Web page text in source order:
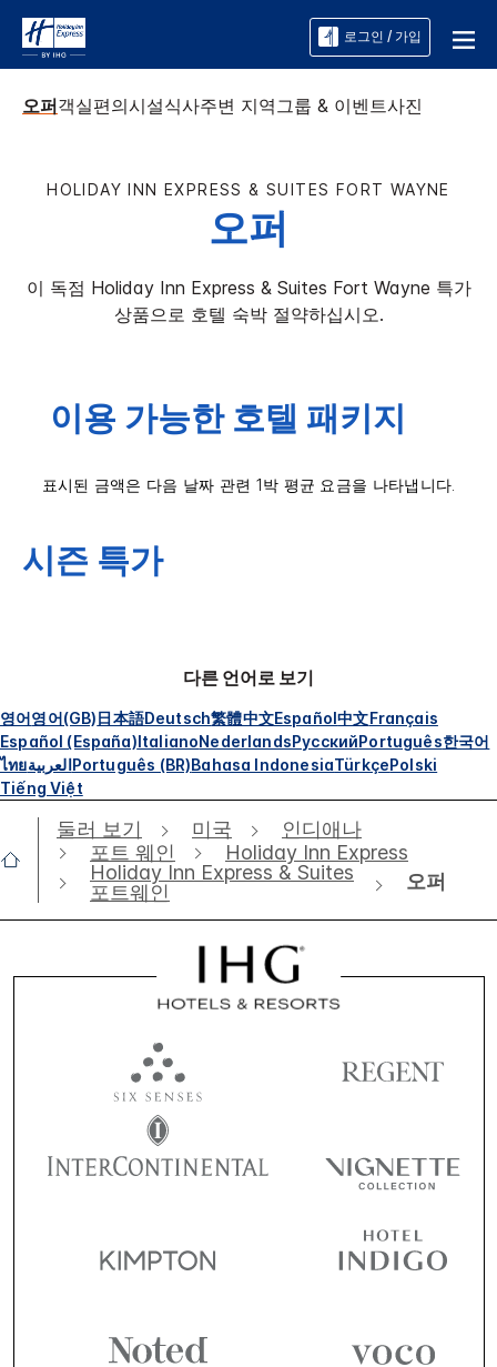
로그인 / 가입
오퍼객실편의시설식사주변 지역그룹 & 이벤트사진
HOLIDAY INN EXPRESS & SUITES FORT WAYNE
오퍼
이 독점 Holiday Inn Express & Suites Fort Wayne 특가
상품으로 호텔 숙박 절약하십시오.
이용 가능한 호텔 패키지
표시된 금액은 다음 날짜 관련 1박 평균 요금을 나타냅니다.
시즌 특가
다른 언어로 보기
영어영어(GB)日本語Deutsch繁體中文Español中文Français
Español (España)ItalianoNederlandsРусскийPortuguês한국어
ไทยالعربيةPortuguês (BR)Bahasa IndonesiaTürkçePolski
Tiếng Việt
둘러 보기 미국
인디애나
포트 웨인
Holiday Inn Express
Holiday Inn Express & Suites
포트웨인
오퍼